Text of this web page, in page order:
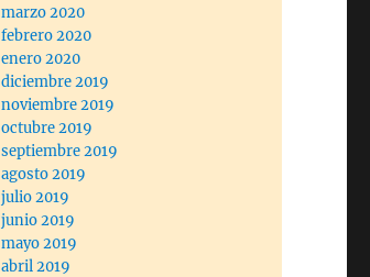
marzo 2020
febrero 2020
enero 2020
diciembre 2019
noviembre 2019
octubre 2019
septiembre 2019
agosto 2019
julio 2019
junio 2019
mayo 2019
abril 2019